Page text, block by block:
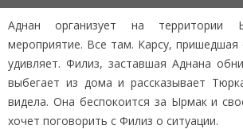
Аднан организует на территории
мероприятие. Все там. Карсу, пришедшая
удивляет. Филиз, заставшая Аднана
выбегает из дома и рассказывает
видела. Она беспокоится за Ырмак и
хочет поговорить с Филиз о ситуации.